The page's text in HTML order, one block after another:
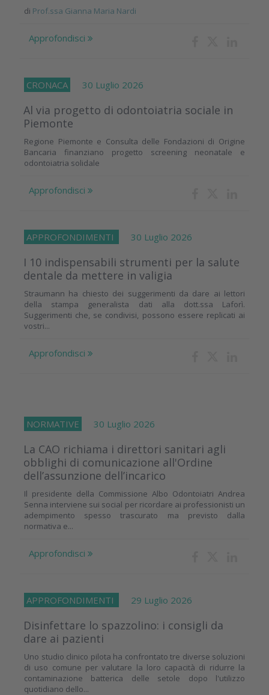
di Prof.ssa Gianna Maria Nardi
Approfondisci
CRONACA 30 Luglio 2026
Al via progetto di odontoiatria sociale in
Piemonte
Regione Piemonte e Consulta delle Fondazioni di Origine
Bancaria finanziano progetto screening neonatale e
odontoiatria solidale
Approfondisci
APPROFONDIMENTI 30 Luglio 2026
I 10 indispensabili strumenti per la salute
dentale da mettere in valigia
Straumann ha chiesto dei suggerimenti da dare ai lettori
della stampa generalista dati alla dott.ssa Laforì.
Suggerimenti che, se condivisi, possono essere replicati ai
vostri...
Approfondisci
NORMATIVE 30 Luglio 2026
La CAO richiama i direttori sanitari agli
obblighi di comunicazione all'Ordine
dell’assunzione dell’incarico
Il presidente della Commissione Albo Odontoiatri Andrea
Senna interviene sui social per ricordare ai professionisti un
adempimento spesso trascurato ma previsto dalla
normativa e...
Approfondisci
APPROFONDIMENTI 29 Luglio 2026
Disinfettare lo spazzolino: i consigli da
dare ai pazienti
Uno studio clinico pilota ha confrontato tre diverse soluzioni
di uso comune per valutare la loro capacità di ridurre la
contaminazione batterica delle setole dopo l'utilizzo
quotidiano dello...